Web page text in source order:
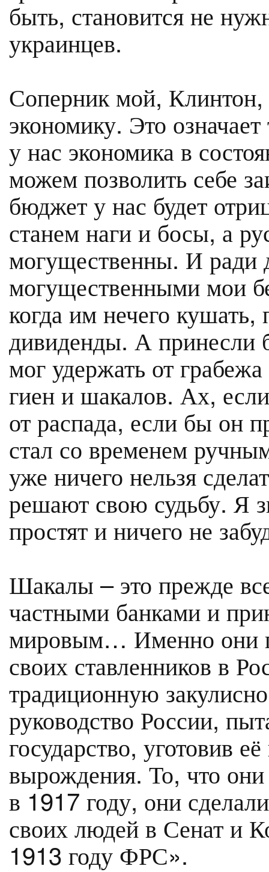
быть, становится не
украинцев.
Соперник мой, Клинтон,
экономику. Это
у нас экономика в
можем позволить себе
бюджет у нас будет
станем наги и босы, а
могущественны. И
могущественными мои
когда им нечего
дивиденды. А
мог удержать от
гиен и шакалов. Ах,
от распада, если бы он
стал со временем
уже ничего нельзя
решают свою судьбу. Я
простят и ничего не
Шакалы – это прежде
частными банками и
мировым… Именно они
своих ставленников в
традиционную
руководство России,
государство, уготовив
вырождения. То, что они
в 1917 году, они
своих людей в Сенат и
1913 году ФРС».